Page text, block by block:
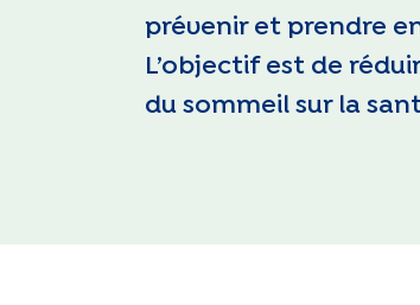
prévenir et prendre
L’objectif est de
du sommeil sur la